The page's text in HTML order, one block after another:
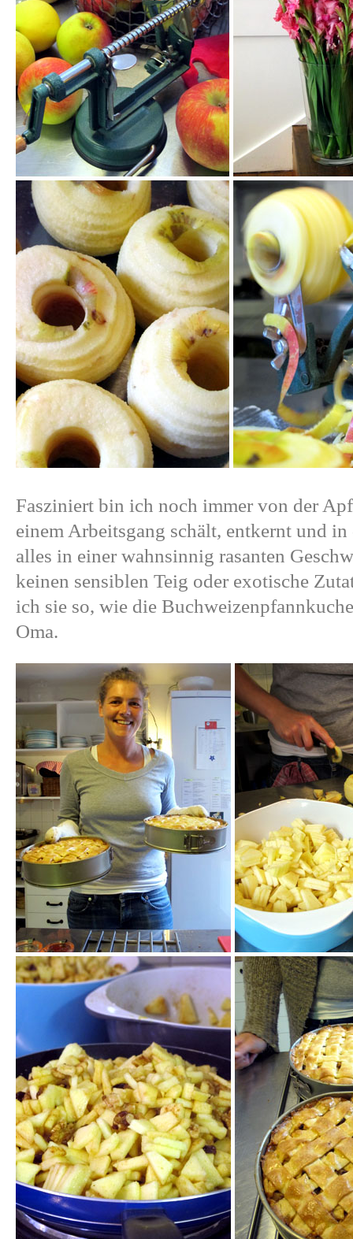
Fasziniert bin ich noch immer von der
einem Arbeitsgang schält, entkernt und
alles in einer wahnsinnig rasanten
keinen sensiblen Teig oder exotische
ich sie so, wie die
Oma.